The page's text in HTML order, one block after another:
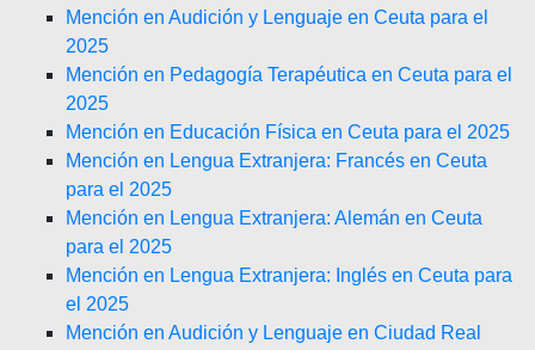
Mención en Audición y Lenguaje en Ceuta para el
2025
Mención en Pedagogía Terapéutica en Ceuta para el
2025
Mención en Educación Física en Ceuta para el 2025
Mención en Lengua Extranjera: Francés en Ceuta
para el 2025
Mención en Lengua Extranjera: Alemán en Ceuta
para el 2025
Mención en Lengua Extranjera: Inglés en Ceuta para
el 2025
Mención en Audición y Lenguaje en Ciudad Real